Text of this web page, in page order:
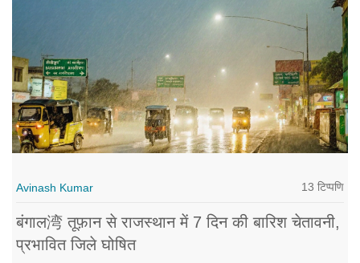
Avinash Kumar 13 टिप्पणि
बंगाल湾 तूफ़ान से राजस्थान में 7 दिन की बारिश चेतावनी,
प्रभावित जिले घोषित